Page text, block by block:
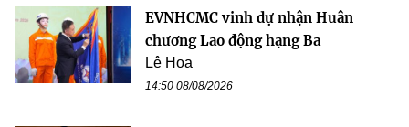
EVNHCMC vinh dự nhận Huân
chương Lao động hạng Ba
Lê Hoa
14:50 08/08/2026